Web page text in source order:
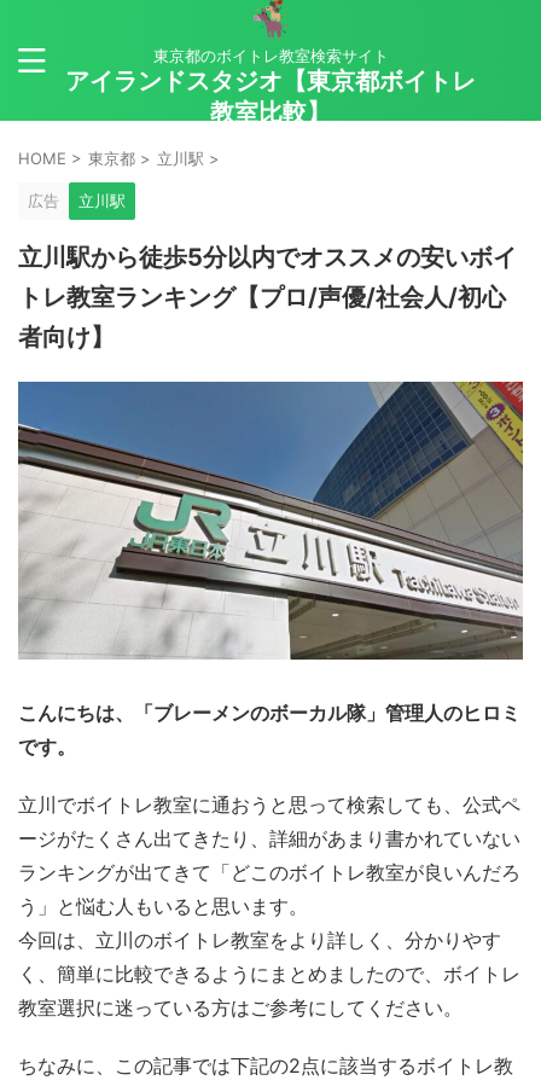
東京都のボイトレ教室検索サイト
アイランドスタジオ【東京都ボイトレ
教室比較】
HOME > 東京都 > 立川駅 >
広告 立川駅
立川駅から徒歩5分以内でオススメの安いボイ
トレ教室ランキング【プロ/声優/社会人/初心
者向け】
こんにちは、「ブレーメンのボーカル隊」管理人のヒロミ
です。
立川でボイトレ教室に通おうと思って検索しても、公式ペ
ージがたくさん出てきたり、詳細があまり書かれていない
ランキングが出てきて「どこのボイトレ教室が良いんだろ
う」と悩む人もいると思います。
今回は、立川のボイトレ教室をより詳しく、分かりやす
く、簡単に比較できるようにまとめましたので、ボイトレ
教室選択に迷っている方はご参考にしてください。
ちなみに、この記事では下記の2点に該当するボイトレ教